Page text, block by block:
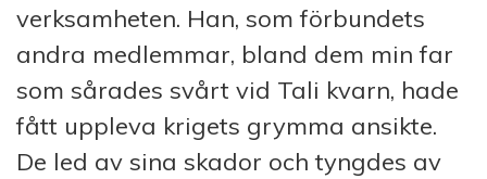
verksamheten. Han, som förbundets
andra medlemmar, bland dem min far
som sårades svårt vid Tali kvarn, hade
fått uppleva krigets grymma ansikte.
De led av sina skador och tyngdes av